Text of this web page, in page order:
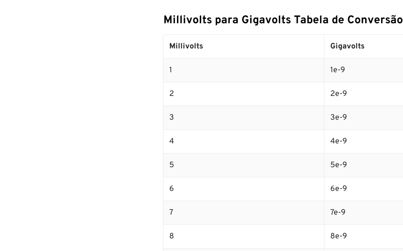
Millivolts para Gigavolts Tabela de Conversão
Millivolts Gigavolts
1 1e-9
2 2e-9
3 3e-9
4 4e-9
5 5e-9
6 6e-9
7 7e-9
8 8e-9